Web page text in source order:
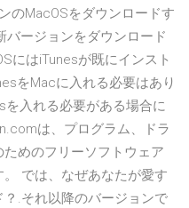
のMacOSをダウンロードす
バージョンをダウンロード
にはiTunesが既にインスト
をMacに入れる必要はあり
を入れる必要がある場合に
は、プログラム、ドラ
めのフリーソフトウェア
では、なぜあなたが愛す
.それ以降のバージョンで